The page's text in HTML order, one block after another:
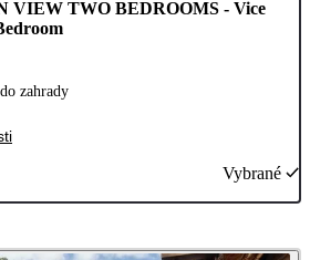
VIEW TWO BEDROOMS - Vice
zahrady
Vybrané